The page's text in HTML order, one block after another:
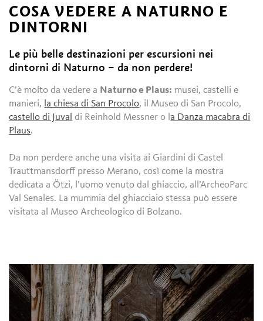
COSA VEDERE A NATURNO E
DINTORNI
Le più belle destinazioni per escursioni nei
dintorni di Naturno – da non perdere!
C’è molto da vedere a Naturno e Plaus: musei, castelli e
manieri, la chiesa di San Procolo, il Museo di San Procolo,
castello di Juval di Reinhold Messner o la Danza macabra di
Plaus.
Da non perdere anche una visita ai Giardini di Castel
Trauttmansdorff presso Merano, così come la mostra
dedicata a Ötzi, l’uomo venuto dal ghiaccio, all’ArcheoParc
Val Senales. La mummia del ghiacciaio stessa può essere
visitata al Museo Archeologico di Bolzano.